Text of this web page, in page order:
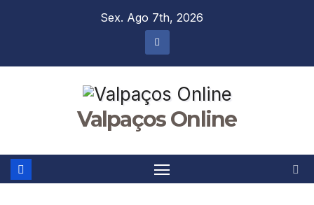
Sex. Ago 7th, 2026
Valpaços Online